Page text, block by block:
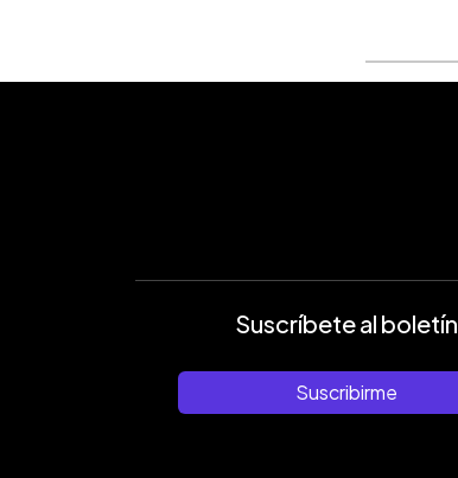
Suscríbete al boletín
Suscribirme